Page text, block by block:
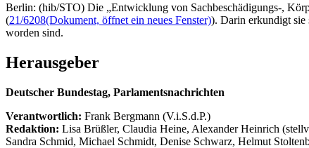
Berlin: (hib/STO) Die „Entwicklung von Sachbeschädigungs-,
(21/6208(Dokument, öffnet ein neues Fenster)). Darin erkundigt sie
worden sind.
Herausgeber
Deutscher Bundestag, Parlamentsnachrichten
Verantwortlich: Frank Bergmann (V.i.S.d.P.)
Redaktion: Lisa Brüßler, Claudia Heine, Alexander Heinrich
Sandra Schmid, Michael Schmidt, Denise Schwarz, Helmut